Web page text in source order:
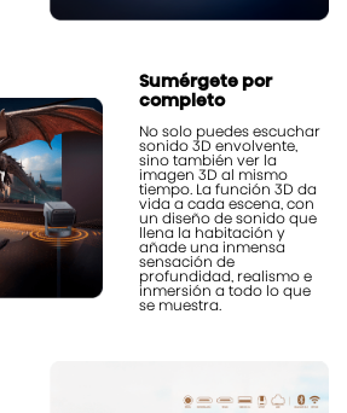
Sumérgete por
completo
No solo puedes escuchar
sonido 3D envolvente,
sino también ver la
imagen 3D al mismo
tiempo. La función 3D da
vida a cada escena, con
un diseño de sonido que
llena la habitación y
añade una inmensa
sensación de
profundidad, realismo e
inmersión a todo lo que
se muestra.